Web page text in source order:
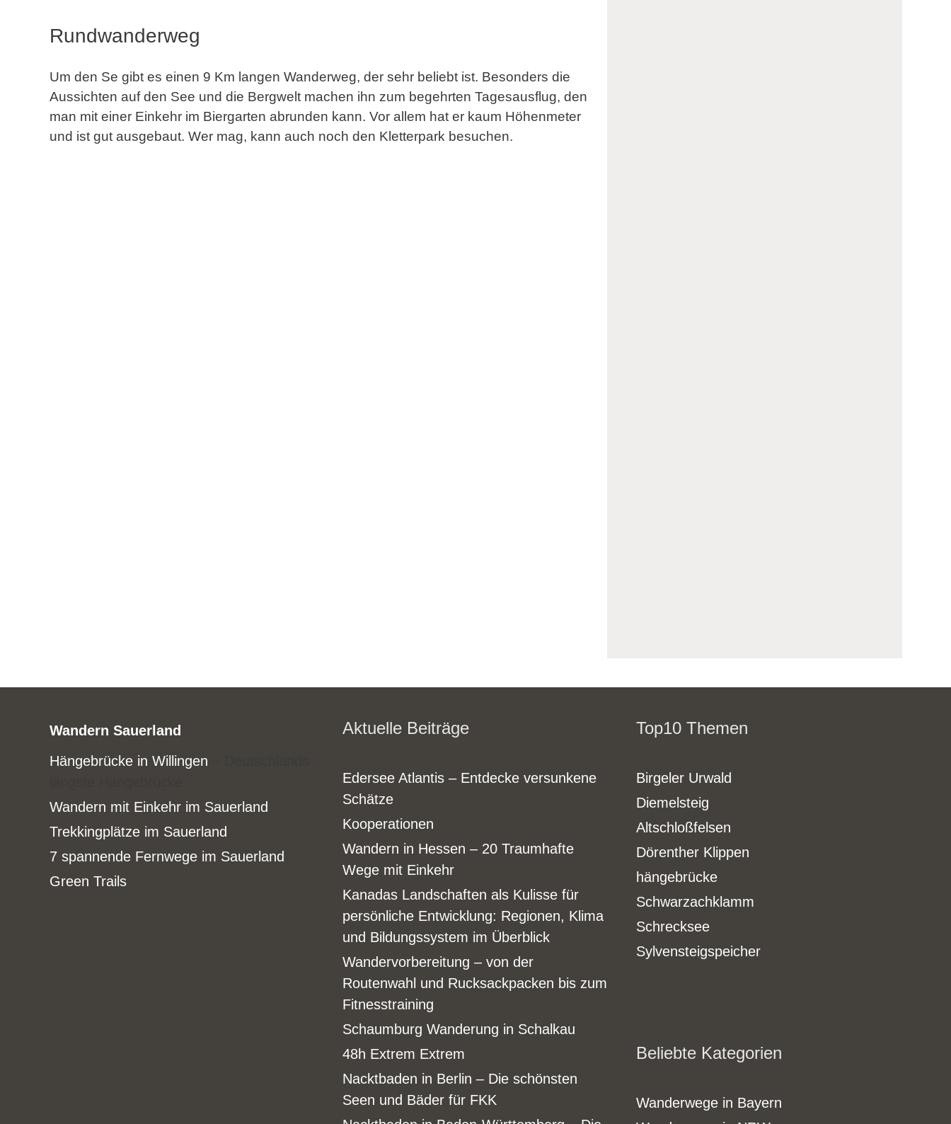
Rundwanderweg
Um den Se gibt es einen 9 Km langen Wanderweg, der sehr beliebt ist. Besonders die
Aussichten auf den See und die Bergwelt machen ihn zum begehrten Tagesausflug, den
man mit einer Einkehr im Biergarten abrunden kann. Vor allem hat er kaum Höhenmeter
und ist gut ausgebaut. Wer mag, kann auch noch den Kletterpark besuchen.
Wandern Sauerland
Hängebrücke in Willingen
Wandern mit Einkehr im Sauerland
Trekkingplätze im Sauerland
7 spannende Fernwege im Sauerland
Green Trails
Aktuelle Beiträge
Edersee Atlantis – Entdecke versunkene
Schätze
Kooperationen
Wandern in Hessen – 20 Traumhafte
Wege mit Einkehr
Kanadas Landschaften als Kulisse für
persönliche Entwicklung: Regionen, Klima
und Bildungssystem im Überblick
Wandervorbereitung – von der
Routenwahl und Rucksackpacken bis zum
Fitnesstraining
Schaumburg Wanderung in Schalkau
48h Extrem Extrem
Nacktbaden in Berlin – Die schönsten
Seen und Bäder für FKK
Top10 Themen
Birgeler Urwald
Diemelsteig
Altschloßfelsen
Dörenther Klippen
hängebrücke
Schwarzachklamm
Schrecksee
Sylvensteigspeicher
Beliebte Kategorien
Wanderwege in Bayern